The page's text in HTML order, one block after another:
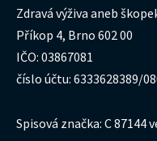
Zdravá výživa aneb
Příkop 4, Brno 602 00
IČO: 03867081
číslo účtu: 6333628389/
Spisová značka: C 87144